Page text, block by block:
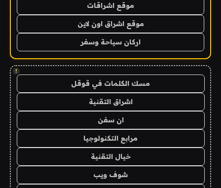
موقع اشراقات
موقع اشراق اون لاين
اركان سياحة وسفر
!
مسك الكلمات في قوقل
اشراق التقنية
ان سفن
مرابع التكنولوجيا
خيال التقنية
شوف ويب